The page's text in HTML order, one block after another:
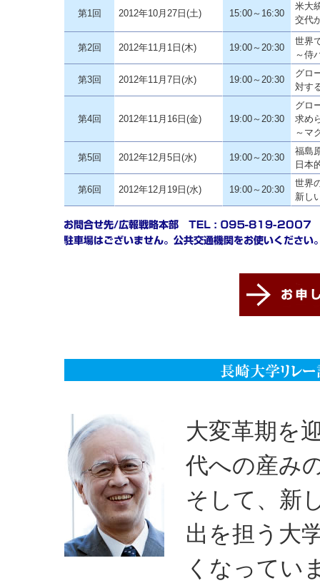
第1回 2012年10月27日(土) 15:00～16:30
米大
交代
第2回 2012年11月1日(木) 19:00～20:30
世界
～侍
第3回 2012年11月7日(水) 19:00～20:30
グロ
対す
第4回 2012年11月16日(金) 19:00～20:30
グロ
求め
～マ
第5回 2012年12月5日(水) 19:00～20:30
福島
日本
第6回 2012年12月19日(水) 19:00～20:30
世界
新し
大変革期を
代への産み
そして、新
出を担う大
くなってい